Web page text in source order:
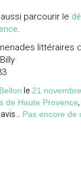
parcourir le
.
littéraires
le 21
de Haute Provence,
Pas encore de